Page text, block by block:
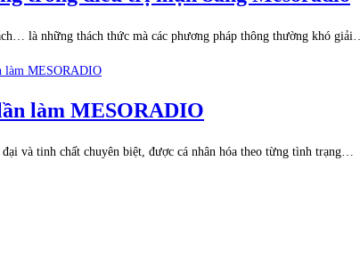
là những thách thức mà các phương pháp thông thường khó giải…
làm MESORADIO
và tinh chất chuyên biệt, được cá nhân hóa theo từng tình trạng…